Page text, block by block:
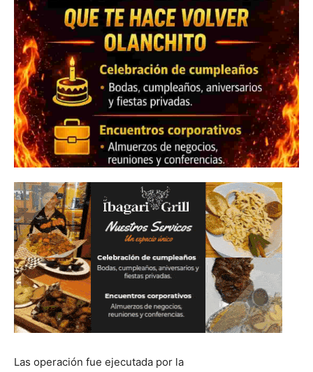
Las operación fue ejecutada por la